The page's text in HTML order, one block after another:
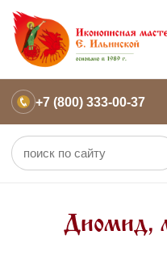
+7 (800) 333-00-37
Диомид,